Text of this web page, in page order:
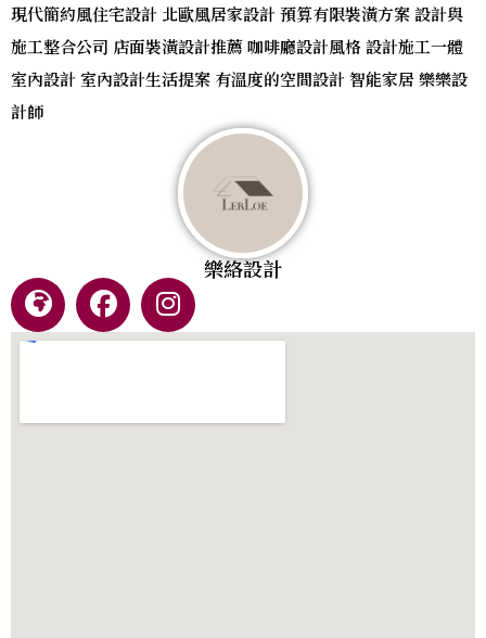
現代簡約風住宅設計 北歐風居家設計 預算有限裝潢方案 設計與
施工整合公司 店面裝潢設計推薦 咖啡廳設計風格 設計施工一體
室內設計 室內設計生活提案 有溫度的空間設計 智能家居 樂樂設
計師
樂絡設計